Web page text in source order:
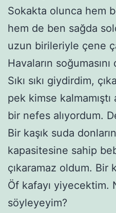
Sokakta olunca hem
hem de ben sağda
uzun birileriyle çene
Havaların
Sıkı sıkı giydirdim,
pek kimse
bir nefes alıyordum.
Bir kaşık suda
kapasitesine sahip
çıkaramaz oldum. Bir
Öf kafayı yiyecektim.
söyleyeyim?